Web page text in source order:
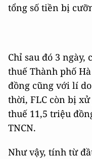
tổng số tiền bị
Chỉ sau đó 3
thuế Thành phố
đồng cũng với lí
thời, FLC còn bị
thuế 11,5 triệu
TNCN.
Như vậy, tính từ